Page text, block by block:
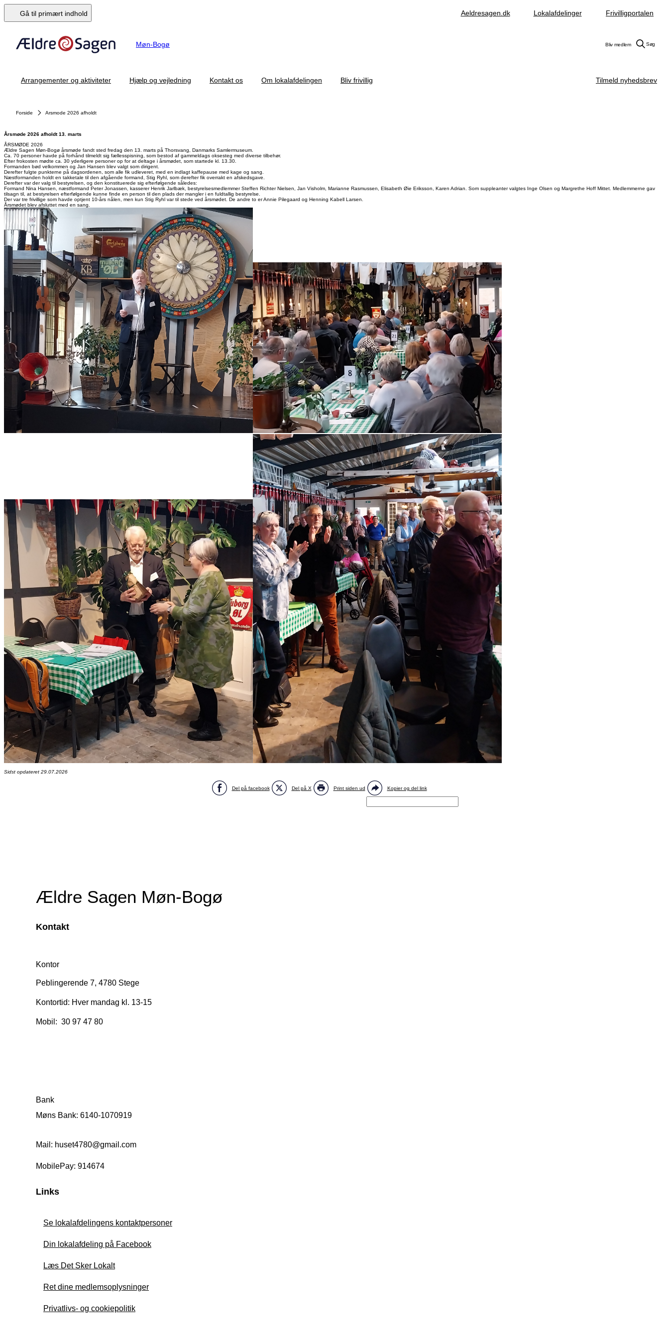
Gå til primært indhold Aeldresagen.dk Lokalafdelinger Frivilligportalen
Møn-Bogø Bliv medlem Søg
Arrangementer og aktiviteter Hjælp og vejledning Kontakt os Om lokalafdelingen Bliv frivillig Tilmeld nyhedsbrev
Forside Arsmode 2026 afholdt
Årsmøde 2026 afholdt 13. marts
ÅRSMØDE 2026
Ældre Sagen Møn-Bogø årsmøde fandt sted fredag den 13. marts på Thorsvang, Danmarks Samlermuseum.
Ca. 70 personer havde på forhånd tilmeldt sig fællesspisning, som bestod af gammeldags oksesteg med diverse tilbehør.
Efter frokosten mødte ca. 30 yderligere personer op for at deltage i årsmødet, som startede kl. 13.30.
Formanden bød velkommen og Jan Hansen blev valgt som dirigent.
Derefter fulgte punkterne på dagsordenen, som alle fik udleveret, med en indlagt kaffepause med kage og sang.
Næstformanden holdt en takketale til den afgående formand, Stig Ryhl, som derefter fik overrakt en afskedsgave.
Derefter var der valg til bestyrelsen, og den konstituerede sig efterfølgende således:
Formand Nina Hansen, næstformand Peter Jonassen, kasserer Henrik Jarlbæk, bestyrelsesmedlemmer Steffen Richter Nielsen, Jan Visholm, Marianne Rasmussen, Elisabeth Øie Eriksson, Karen Adrian. Som suppleanter valgtes Inge Olsen og Margrethe Hoff Mittet. Medlemmerne gav
tilsagn til, at bestyrelsen efterfølgende kunne finde en person til den plads der mangler i en fuldtallig bestyrelse.
Der var tre frivillige som havde optjent 10-års nålen, men kun Stig Ryhl var til stede ved årsmødet. De andre to er Annie Pilegaard og Henning Kabell Larsen.
Årsmødet blev afsluttet med en sang.
Sidst opdateret 29.07.2026
Del på facebook Del på X Print siden ud Kopier og del link
Ældre Sagen Møn-Bogø
Kontakt
Kontor
Peblingerende 7, 4780 Stege
Kontortid: Hver mandag kl. 13-15
Mobil: 30 97 47 80
Bank
Møns Bank: 6140-1070919
Mail: huset4780@gmail.com
MobilePay: 914674
Links
Se lokalafdelingens kontaktpersoner
Din lokalafdeling på Facebook
Læs Det Sker Lokalt
Ret dine medlemsoplysninger
Privatlivs- og cookiepolitik